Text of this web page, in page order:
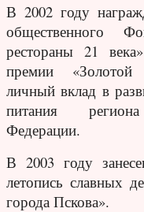
В 2002 году
общественного
рестораны 21
премии
личный вклад в
питания
Федерации.
В 2003 году
летопись славных
города Пскова».